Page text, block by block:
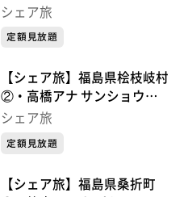
迫力の龍や門に彫られた精密
シェア旅
定額見放題
【シェア旅】福島県桧枝岐村
②・高橋アナ サンショウウ
オについて学ぶ高橋アナ。そ
シェア旅
定額見放題
【シェア旅】福島県桑折町